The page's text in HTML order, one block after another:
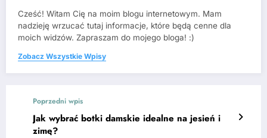
Cześć! Witam Cię na moim blogu internetowym. Mam
nadzieję wrzucać tutaj informacje, które będą cenne dla
moich widzów. Zapraszam do mojego bloga! :)
Zobacz Wszystkie Wpisy
Poprzedni wpis
Jak wybrać botki damskie idealne na jesień i
zimę?